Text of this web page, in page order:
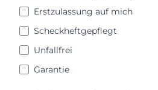
Erstzulassung auf mich
Scheckheftgepflegt
Unfallfrei
Garantie